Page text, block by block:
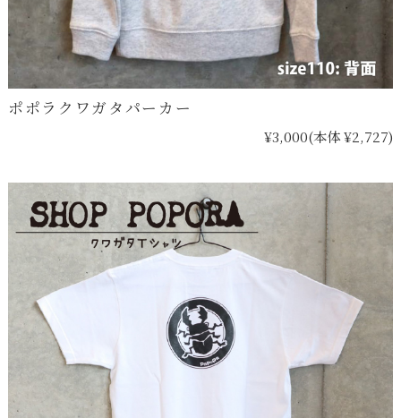
ポポラクワガタパーカー
¥3,000(本体 ¥2,727)